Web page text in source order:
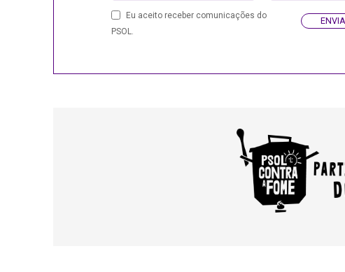
Eu aceito receber comunicações do
PSOL.